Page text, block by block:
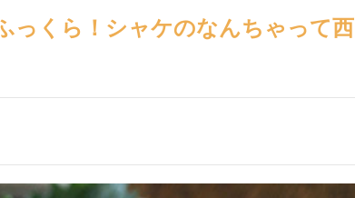
っくら！シャケのなんちゃって西